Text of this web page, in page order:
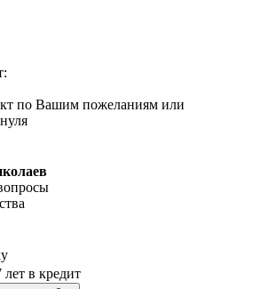
по Вашим пожеланиям или
лет в кредит